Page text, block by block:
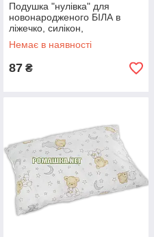
Подушка "нулівка" для
новонародженого БІЛА в
ліжечко, силікон,
гіпоалергенна, верх 100%
бавовна, 58х38 см
Немає в наявності
87 ₴